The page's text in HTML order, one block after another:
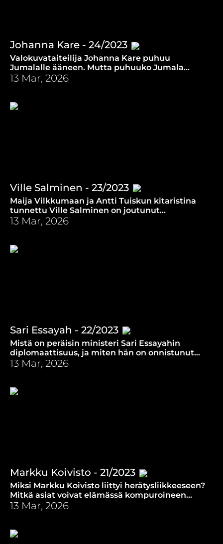
Johanna Kare - 24/2023
Valokuvataiteilija Johanna Kare puhuu
Jumalalle ääneen. Mutta puhuuko Jumala
kuvaajalle?
13 Mar, 2026
Ville Salminen - 23/2023
Maija Vilkkumaan ja Antti Tuiskun kitaristina
tunnettu Ville Salminen on joutunut
kohtaamaan jokaisen vanhemman pahimman
painajaisen.
13 Mar, 2026
Sari Essayah - 22/2023
Mistä on peräisin ministeri Sari Essayahin
diplomaattisuus, ja miten hän on onnistunut
säilyttämään luontaisen pehmeytensä
poliittisella urallaan?
13 Mar, 2026
Markku Koivisto - 21/2023
Miksi Markku Koivisto liittyi herätysliikkeeseen?
Mitkä asiat voivat elämässä kompuroineen
miehen mielestä estää Jumalan äänen
kuulemisen?
13 Mar, 2026